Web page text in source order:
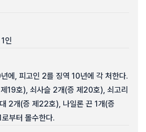
인
에, 피고인 2를 징역 10년에 각 처한다.
19호), 쇠사슬 2개(증 제20호), 쇠고리
2개(증 제22호), 나일론 끈 1개(증
부터 몰수한다.